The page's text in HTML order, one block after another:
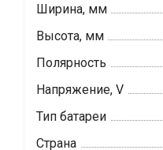
Ширина, мм
Высота, мм
Полярность
Напряжение, V
Тип батареи
Страна